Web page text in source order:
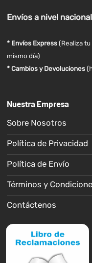
Envíosa nivel nacional
* Envíos Express(Realiza
mismo día)
* Cambios y Devoluciones
Nuestra Empresa
Sobre Nosotros
Política de Privacidad
Política de Envío
Términos y
Contáctenos